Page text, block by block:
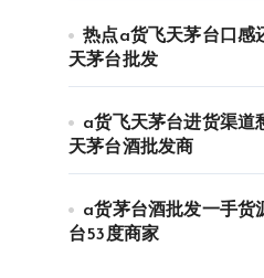
热点a货飞天茅台口感
天茅台批发
a货飞天茅台进货渠道
天茅台酒批发商
a货茅台酒批发一手货
台53度商家